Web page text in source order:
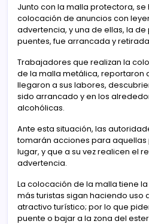
Junto con la malla protectora, se
colocación de anuncios con
advertencia, y una de ellas, la
puentes, fue arrancada y
Trabajadores que realizan la
de la malla metálica, reportaron
llegaron a sus labores,
sido arrancado y en los
alcohólicas.
Ante esta situación, las
tomarán acciones para aquellas
lugar, y que a su vez realicen el
advertencia.
La colocación de la malla tiene
más turistas sigan haciendo uso
atractivo turístico; por lo que
puente o bajar a la zona del